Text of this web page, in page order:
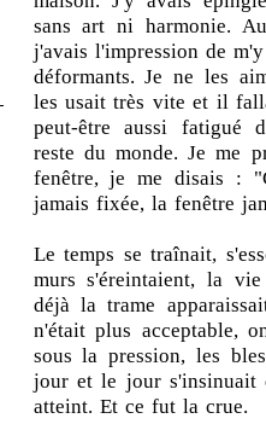
sans art ni harmonie.
j'avais l'impression de
déformants. Je ne les
les usait très vite et il
peut-être aussi fatigué
reste du monde. Je me
fenêtre, je me disais :
jamais fixée, la fenêtre
Le temps se traînait,
murs s'éreintaient, la
déjà la trame
n'était plus acceptable,
sous la pression, les
jour et le jour s'insinuait
atteint. Et ce fut la crue.